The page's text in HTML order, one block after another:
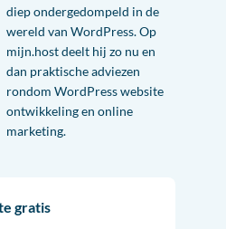
diep ondergedompeld in de
wereld van WordPress. Op
mijn.host deelt hij zo nu en
dan praktische adviezen
rondom WordPress website
ontwikkeling en online
marketing.
gratis